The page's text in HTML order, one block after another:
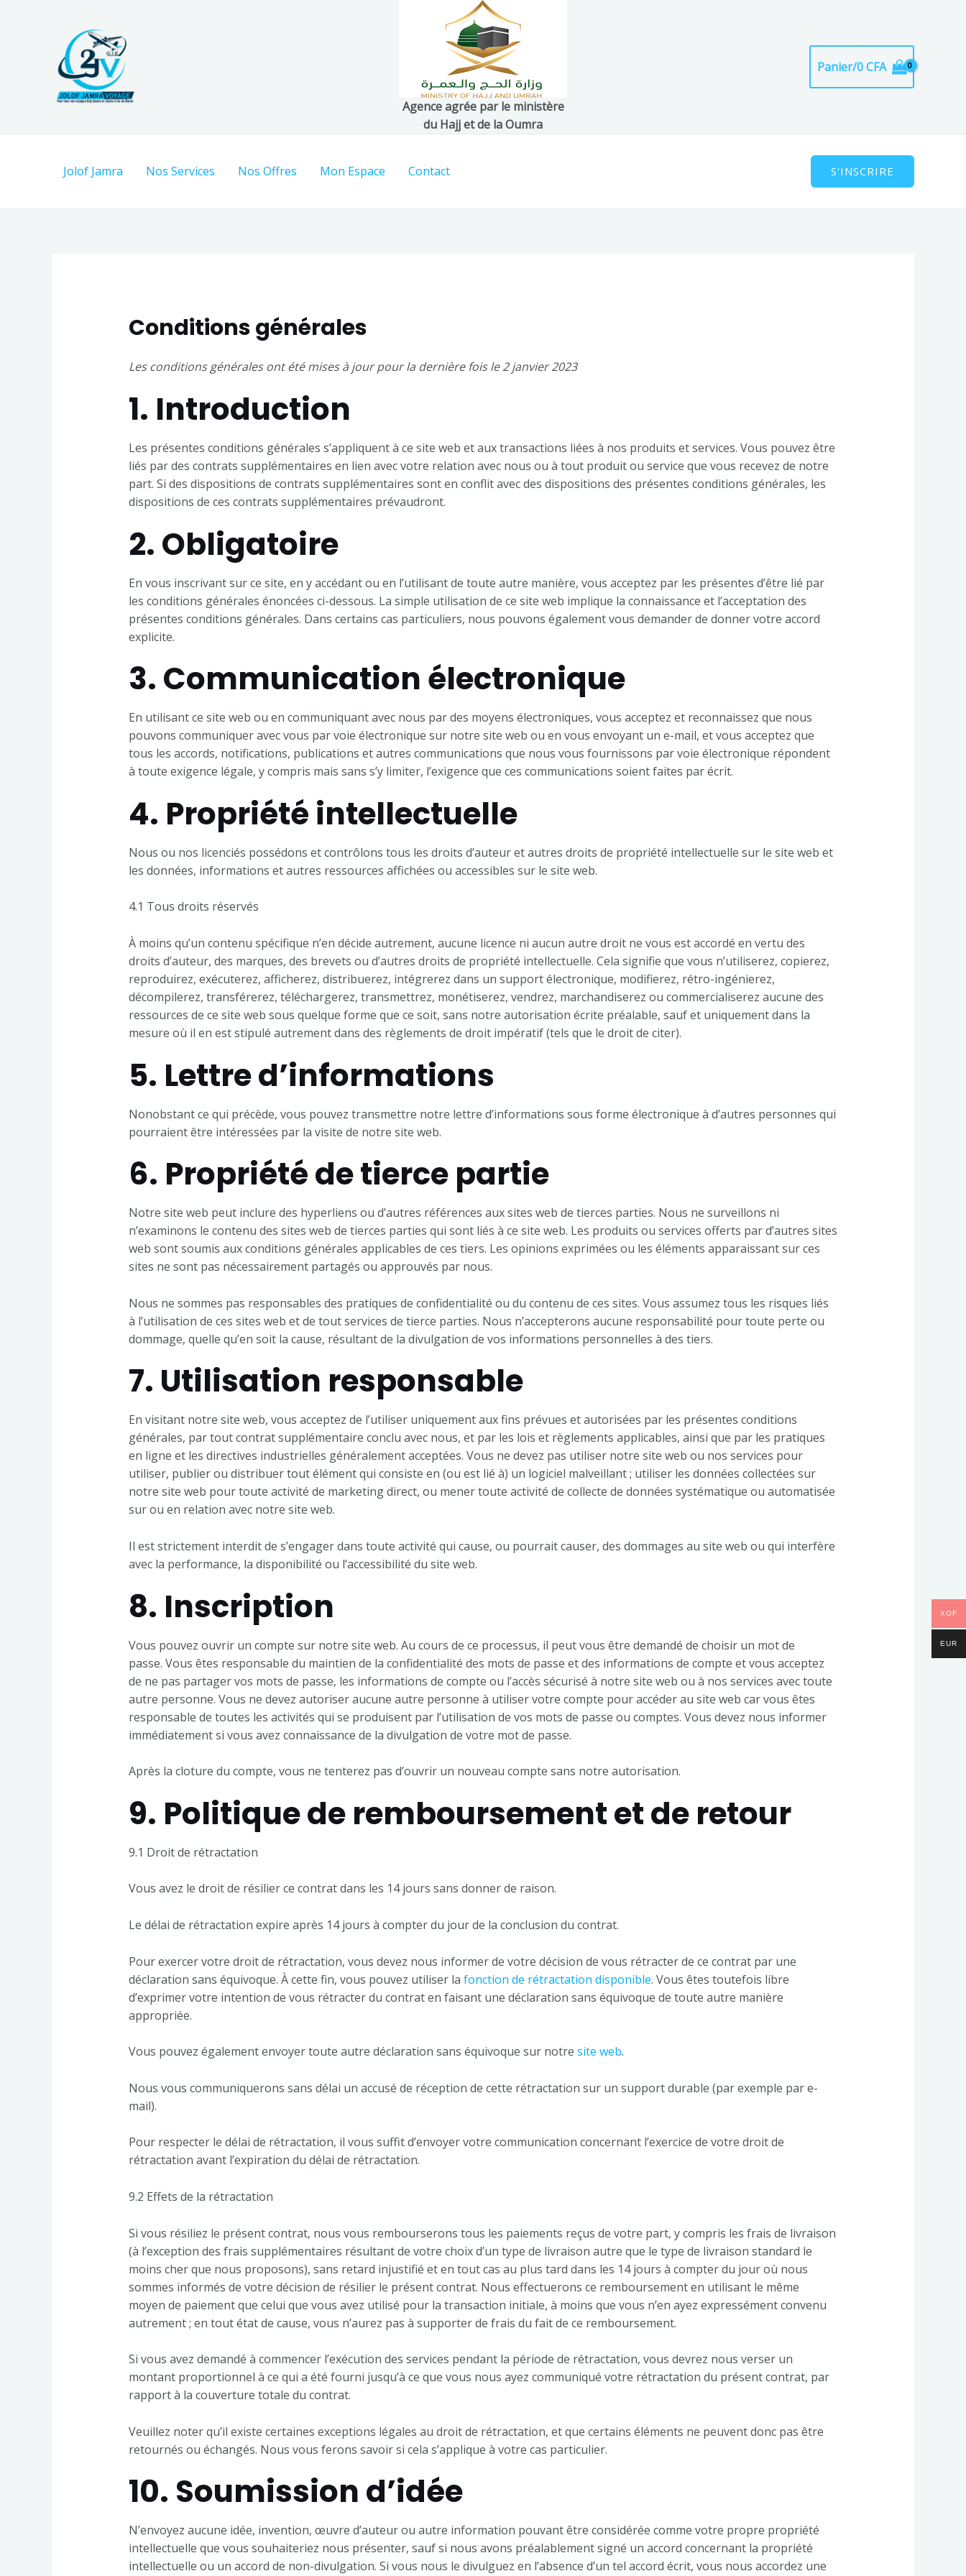
Agence agrée par le ministère
du Hajj et de la Oumra
Panier/0CFA
Jolof Jamra Nos Services Nos Offres Mon Espace Contact S'INSCRIRE
Conditions générales
Les conditions générales ont été mises à jour pour la dernière fois le 2 janvier 2023
1. Introduction
Les présentes conditions générales s’appliquent à ce site web et aux transactions liées à nos produits et services. Vous pouvez être
liés par des contrats supplémentaires en lien avec votre relation avec nous ou à tout produit ou service que vous recevez de notre
part. Si des dispositions de contrats supplémentaires sont en conflit avec des dispositions des présentes conditions générales, les
dispositions de ces contrats supplémentaires prévaudront.
2. Obligatoire
En vous inscrivant sur ce site, en y accédant ou en l’utilisant de toute autre manière, vous acceptez par les présentes d’être lié par
les conditions générales énoncées ci-dessous. La simple utilisation de ce site web implique la connaissance et l’acceptation des
présentes conditions générales. Dans certains cas particuliers, nous pouvons également vous demander de donner votre accord
explicite.
3. Communication électronique
En utilisant ce site web ou en communiquant avec nous par des moyens électroniques, vous acceptez et reconnaissez que nous
pouvons communiquer avec vous par voie électronique sur notre site web ou en vous envoyant un e-mail, et vous acceptez que
tous les accords, notifications, publications et autres communications que nous vous fournissons par voie électronique répondent
à toute exigence légale, y compris mais sans s’y limiter, l’exigence que ces communications soient faites par écrit.
4. Propriété intellectuelle
Nous ou nos licenciés possédons et contrôlons tous les droits d’auteur et autres droits de propriété intellectuelle sur le site web et
les données, informations et autres ressources affichées ou accessibles sur le site web.
4.1 Tous droits réservés
À moins qu’un contenu spécifique n’en décide autrement, aucune licence ni aucun autre droit ne vous est accordé en vertu des
droits d’auteur, des marques, des brevets ou d’autres droits de propriété intellectuelle. Cela signifie que vous n’utiliserez, copierez,
reproduirez, exécuterez, afficherez, distribuerez, intégrerez dans un support électronique, modifierez, rétro-ingénierez,
décompilerez, transférerez, téléchargerez, transmettrez, monétiserez, vendrez, marchandiserez ou commercialiserez aucune des
ressources de ce site web sous quelque forme que ce soit, sans notre autorisation écrite préalable, sauf et uniquement dans la
mesure où il en est stipulé autrement dans des règlements de droit impératif (tels que le droit de citer).
5. Lettre d’informations
Nonobstant ce qui précède, vous pouvez transmettre notre lettre d’informations sous forme électronique à d’autres personnes qui
pourraient être intéressées par la visite de notre site web.
6. Propriété de tierce partie
Notre site web peut inclure des hyperliens ou d’autres références aux sites web de tierces parties. Nous ne surveillons ni
n’examinons le contenu des sites web de tierces parties qui sont liés à ce site web. Les produits ou services offerts par d’autres sites
web sont soumis aux conditions générales applicables de ces tiers. Les opinions exprimées ou les éléments apparaissant sur ces
sites ne sont pas nécessairement partagés ou approuvés par nous.
Nous ne sommes pas responsables des pratiques de confidentialité ou du contenu de ces sites. Vous assumez tous les risques liés
à l’utilisation de ces sites web et de tout services de tierce parties. Nous n’accepterons aucune responsabilité pour toute perte ou
dommage, quelle qu’en soit la cause, résultant de la divulgation de vos informations personnelles à des tiers.
7. Utilisation responsable
En visitant notre site web, vous acceptez de l’utiliser uniquement aux fins prévues et autorisées par les présentes conditions
générales, par tout contrat supplémentaire conclu avec nous, et par les lois et règlements applicables, ainsi que par les pratiques
en ligne et les directives industrielles généralement acceptées. Vous ne devez pas utiliser notre site web ou nos services pour
utiliser, publier ou distribuer tout élément qui consiste en (ou est lié à) un logiciel malveillant ; utiliser les données collectées sur
notre site web pour toute activité de marketing direct, ou mener toute activité de collecte de données systématique ou automatisée
sur ou en relation avec notre site web.
Il est strictement interdit de s’engager dans toute activité qui cause, ou pourrait causer, des dommages au site web ou qui interfère
avec la performance, la disponibilité ou l’accessibilité du site web.
8. Inscription
Vous pouvez ouvrir un compte sur notre site web. Au cours de ce processus, il peut vous être demandé de choisir un mot de
passe. Vous êtes responsable du maintien de la confidentialité des mots de passe et des informations de compte et vous acceptez
de ne pas partager vos mots de passe, les informations de compte ou l’accès sécurisé à notre site web ou à nos services avec toute
autre personne. Vous ne devez autoriser aucune autre personne à utiliser votre compte pour accéder au site web car vous êtes
responsable de toutes les activités qui se produisent par l’utilisation de vos mots de passe ou comptes. Vous devez nous informer
immédiatement si vous avez connaissance de la divulgation de votre mot de passe.
Après la cloture du compte, vous ne tenterez pas d’ouvrir un nouveau compte sans notre autorisation.
9. Politique de remboursement et de retour
9.1 Droit de rétractation
Vous avez le droit de résilier ce contrat dans les 14 jours sans donner de raison.
Le délai de rétractation expire après 14 jours à compter du jour de la conclusion du contrat.
Pour exercer votre droit de rétractation, vous devez nous informer de votre décision de vous rétracter de ce contrat par une
déclaration sans équivoque. À cette fin, vous pouvez utiliser la fonction de rétractation disponible. Vous êtes toutefois libre
d’exprimer votre intention de vous rétracter du contrat en faisant une déclaration sans équivoque de toute autre manière
appropriée.
Vous pouvez également envoyer toute autre déclaration sans équivoque sur notre site web.
Nous vous communiquerons sans délai un accusé de réception de cette rétractation sur un support durable (par exemple par e-
mail).
Pour respecter le délai de rétractation, il vous suffit d’envoyer votre communication concernant l’exercice de votre droit de
rétractation avant l’expiration du délai de rétractation.
9.2 Effets de la rétractation
Si vous résiliez le présent contrat, nous vous rembourserons tous les paiements reçus de votre part, y compris les frais de livraison
(à l’exception des frais supplémentaires résultant de votre choix d’un type de livraison autre que le type de livraison standard le
moins cher que nous proposons), sans retard injustifié et en tout cas au plus tard dans les 14 jours à compter du jour où nous
sommes informés de votre décision de résilier le présent contrat. Nous effectuerons ce remboursement en utilisant le même
moyen de paiement que celui que vous avez utilisé pour la transaction initiale, à moins que vous n’en ayez expressément convenu
autrement ; en tout état de cause, vous n’aurez pas à supporter de frais du fait de ce remboursement.
Si vous avez demandé à commencer l’exécution des services pendant la période de rétractation, vous devrez nous verser un
montant proportionnel à ce qui a été fourni jusqu’à ce que vous nous ayez communiqué votre rétractation du présent contrat, par
rapport à la couverture totale du contrat.
Veuillez noter qu’il existe certaines exceptions légales au droit de rétractation, et que certains éléments ne peuvent donc pas être
retournés ou échangés. Nous vous ferons savoir si cela s’applique à votre cas particulier.
10. Soumission d’idée
N’envoyez aucune idée, invention, œuvre d’auteur ou autre information pouvant être considérée comme votre propre propriété
intellectuelle que vous souhaiteriez nous présenter, sauf si nous avons préalablement signé un accord concernant la propriété
intellectuelle ou un accord de non-divulgation. Si vous nous le divulguez en l’absence d’un tel accord écrit, vous nous accordez une
XOF
EUR